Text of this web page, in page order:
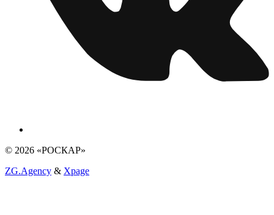
© 2026 «РОСКАР»
ZG.Agency & Xpage